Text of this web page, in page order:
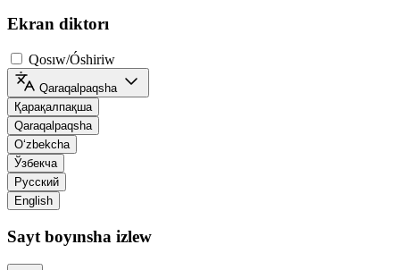
Ekran diktorı
Qosıw/Óshiriw
Qaraqalpaqsha
Қарақалпақша
Qaraqalpaqsha
O‘zbekcha
Ўзбекча
Русский
English
Sayt boyınsha izlew